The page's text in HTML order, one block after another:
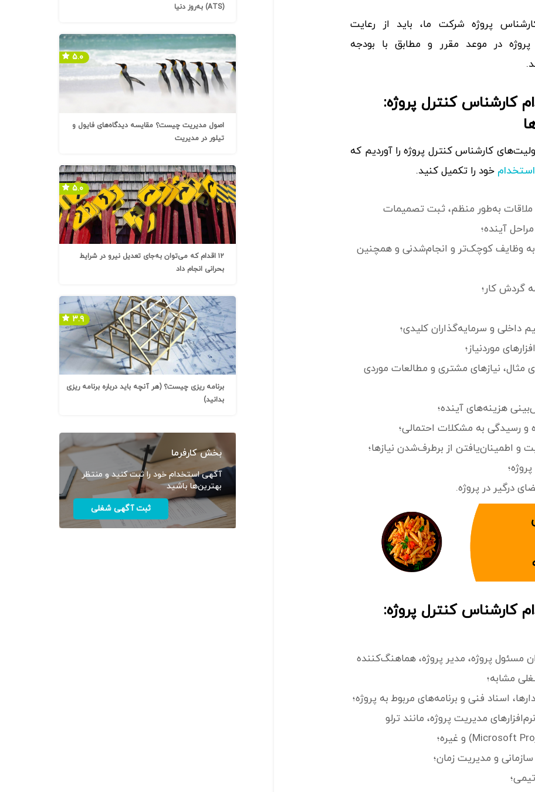
پروژه شرکت ما، باید از رعایت
پروژه در موعد مقرر و مطابق با بودجه
کارشناس کنترل پروژه:
کارشناس کنترل پروژه را آوردیم که
خود را تکمیل کنید.
ملاقات‌ به‌طور منظم، ثبت تصمیمات
آینده؛
وظایف کوچک‌تر و انجام‌شدنی و همچنین
گردش کار؛
داخلی و سرمایه‌گذاران کلیدی؛
موردنیاز؛
مثال، نیازهای مشتری و مطالعات موردی
هزینه‌های آینده؛
و رسیدگی به مشکلات احتمالی؛
و اطمینان‌یافتن از برطرف‌شدن نیازها؛
درگیر در پروژه.
کارشناس کنترل پروژه:
مسئول پروژه، مدیر پروژه، هماهنگ‌کننده
مشابه؛
اسناد فنی و برنامه‌های مربوط به پروژه؛
مدیریت پروژه، مانند ترلو
و مدیریت زمان؛
(ATS) به‌روز دنیا
اصول مدیریت چیست؟ مقایسه دیدگاه‌های فایول و
تیلور در مدیریت
۵.۰
۱۲ اقدام که می‌توان به‌جای تعدیل نیرو در شرایط
بحرانی انجام داد
۵.۰
برنامه ریزی چیست؟ (هر آنچه باید درباره برنامه ریزی
بدانید)
۳.۹
بخش کارفرما
آگهی استخدام خود را ثبت کنید و منتظر
بهترین‌ها باشید
ثبت آگهی شغلی